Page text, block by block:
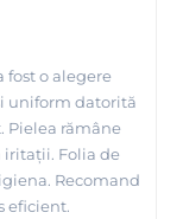
fost o alegere
uniform datorită
Pielea rămâne
iritații. Folia de
Recomand
eficient.